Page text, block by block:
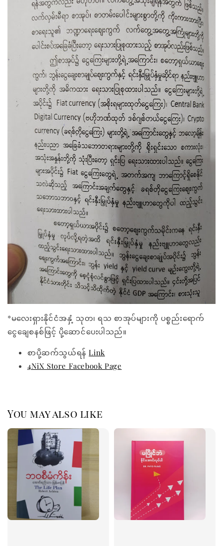
*မလေးရှားနိုင်ငံအနှံ့ သုတ၊ ရသ စာအုပ်များကို ပစ္စည်းရောက်
ငွေချေစနစ်ဖြင့် ပို့ဆောင်ပေးပါသည်။
စာပို့ဆက်သွယ်ရန်Link
4NiX Store Facebook Page
You may also like